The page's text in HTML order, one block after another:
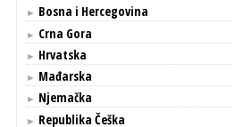
► Bosna i Hercegovina
► Crna Gora
► Hrvatska
► Mađarska
► Njemačka
► Republika Češka